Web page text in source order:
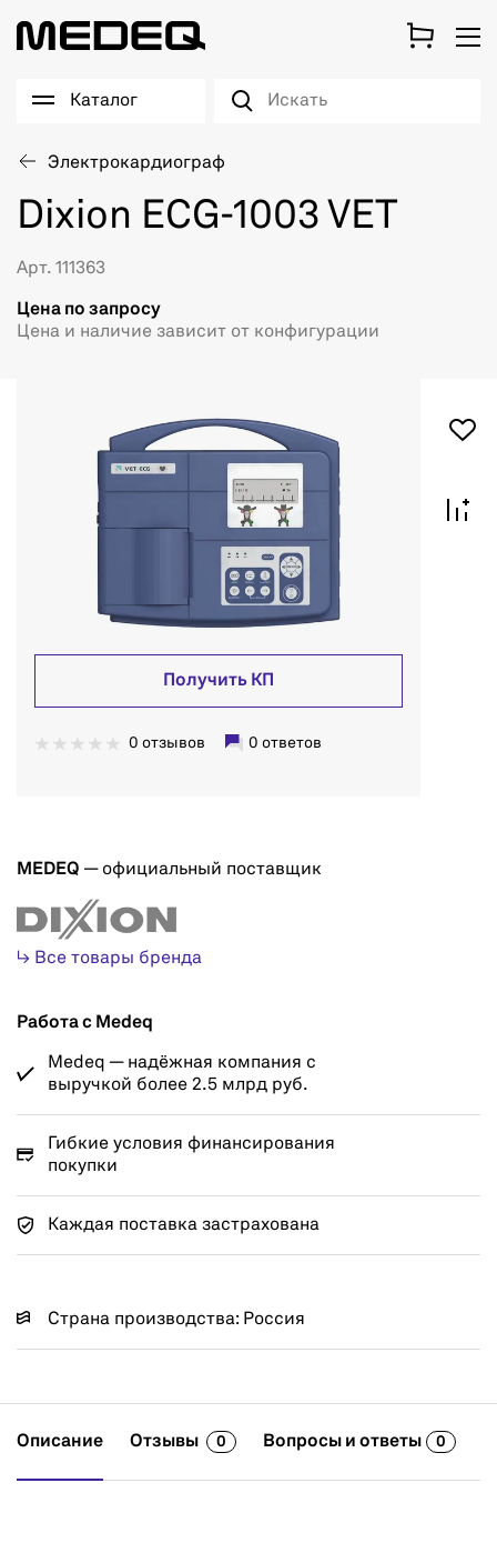
Каталог
Электрокардиограф
Dixion ECG-1003 VET
Арт. 111363
Цена по запросу
Цена и наличие зависит от конфигурации
Получить КП
0 отзывов 0 ответов
MEDEQ — официальный поставщик
↳ Все товары бренда
Работа с Medeq
Medeq — надёжная компания с
выручкой более 2.5 млрд руб.
Гибкие условия финансирования
покупки
Каждая поставка застрахована
Страна производства: Россия
Описание Отзывы 0 Вопросы и ответы 0